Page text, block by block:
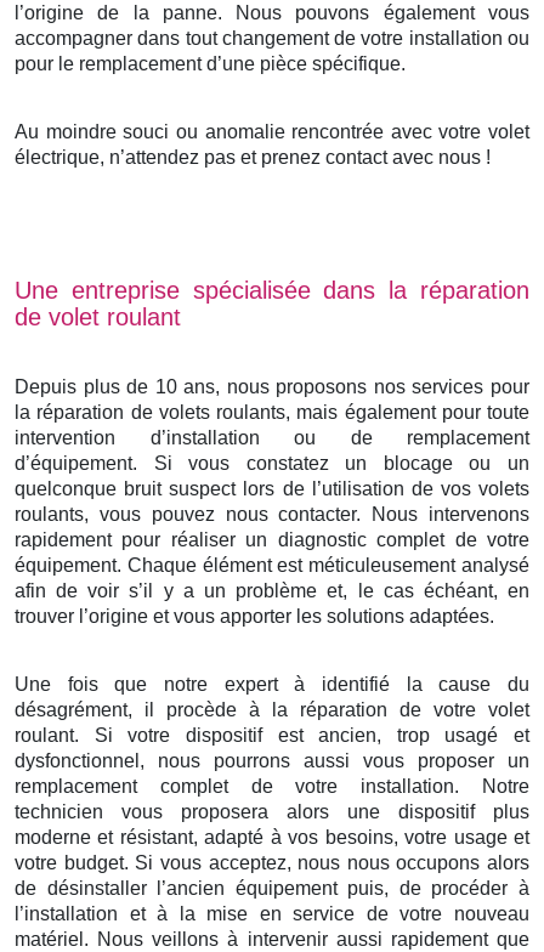
l’origine de la panne. Nous pouvons également vous
accompagner dans tout changement de votre installation ou
pour le remplacement d’une pièce spécifique.
Au moindre souci ou anomalie rencontrée avec votre volet
électrique, n’attendez pas et prenez contact avec nous !
Une entreprise spécialisée dans la réparation
de volet roulant
Depuis plus de 10 ans, nous proposons nos services pour
la réparation de volets roulants, mais également pour toute
intervention d’installation ou de remplacement
d’équipement. Si vous constatez un blocage ou un
quelconque bruit suspect lors de l’utilisation de vos volets
roulants, vous pouvez nous contacter. Nous intervenons
rapidement pour réaliser un diagnostic complet de votre
équipement. Chaque élément est méticuleusement analysé
afin de voir s’il y a un problème et, le cas échéant, en
trouver l’origine et vous apporter les solutions adaptées.
Une fois que notre expert à identifié la cause du
désagrément, il procède à la réparation de votre volet
roulant. Si votre dispositif est ancien, trop usagé et
dysfonctionnel, nous pourrons aussi vous proposer un
remplacement complet de votre installation. Notre
technicien vous proposera alors une dispositif plus
moderne et résistant, adapté à vos besoins, votre usage et
votre budget. Si vous acceptez, nous nous occupons alors
de désinstaller l’ancien équipement puis, de procéder à
l’installation et à la mise en service de votre nouveau
matériel. Nous veillons à intervenir aussi rapidement que